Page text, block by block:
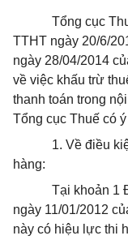
Tổng cục
TTHT ngày 20/6/
ngày 28/04/2014
về việc khấu trừ
thanh toán trong
Tổng cục Thuế có
1. Về điều
hàng:
Tại khoản 1
ngày 11/01/2012
này có hiệu lực thi